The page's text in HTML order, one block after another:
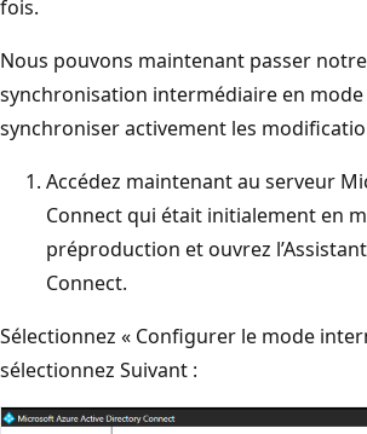
fois.
Nous pouvons maintenant passer
synchronisation intermédiaire en
synchroniser activement les
Accédez maintenant au serveur
Connect qui était initialement en
préproduction et ouvrez
Connect.
Sélectionnez « Configurer le mode
sélectionnez Suivant :